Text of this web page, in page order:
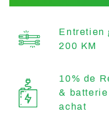
Entretien
200 KM
10% de
&
achat